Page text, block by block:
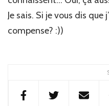
Je sais. Si je vous dis que
compense? :))